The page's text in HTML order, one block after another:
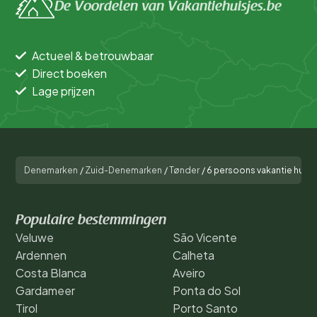
De Voordelen van Vakantiehuisjes.be
Actueel & betrouwbaar
Direct boeken
Lage prijzen
Denemarken / Zuid-Denemarken /Tønder / 6 persoons vakantie huis
Populaire bestemmingen
Veluwe
Ardennen
Costa Blanca
Gardameer
Tirol
São Vicente
Calheta
Aveiro
Ponta do Sol
Porto Santo